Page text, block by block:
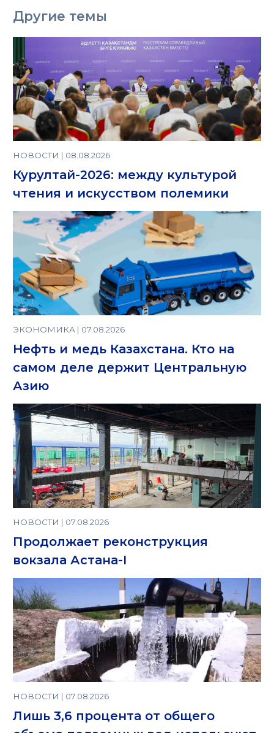
Другие темы
НОВОСТИ | 08.08.2026
Курултай-2026: между культурой
чтения и искусством полемики
ЭКОНОМИКА | 07.08.2026
Нефть и медь Казахстана. Кто на
самом деле держит Центральную
Азию
НОВОСТИ | 07.08.2026
Продолжает реконструкция
вокзала Астана-I
НОВОСТИ | 07.08.2026
Лишь 3,6 процента от общего